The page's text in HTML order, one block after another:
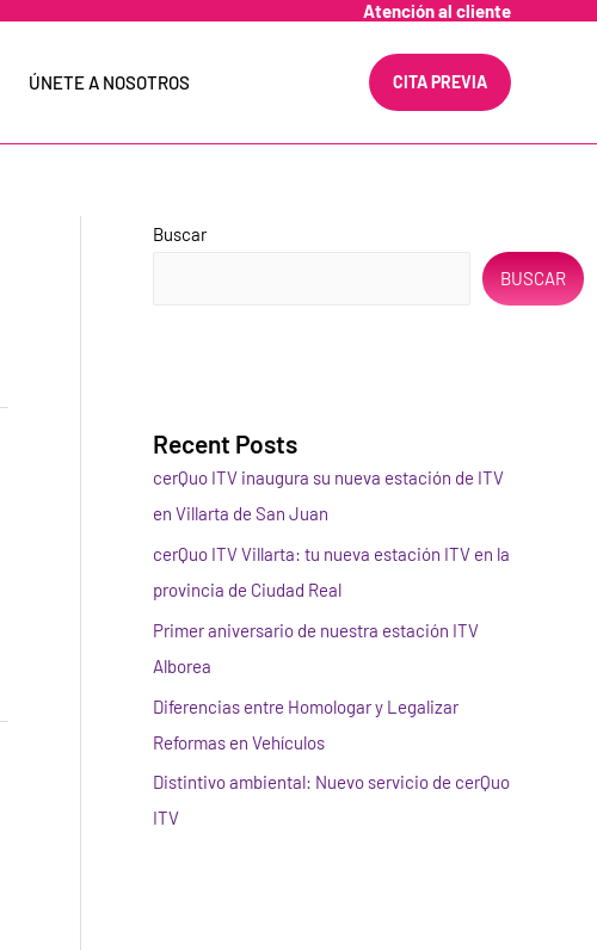
Atención al cliente
ÚNETE A NOSOTROS CITA PREVIA
Buscar
BUSCAR
Recent Posts
cerQuo ITV inaugura su nueva estación de ITV
en Villarta de San Juan
cerQuo ITV Villarta: tu nueva estación ITV en la
provincia de Ciudad Real
Primer aniversario de nuestra estación ITV
Alborea
Diferencias entre Homologar y Legalizar
Reformas en Vehículos
Distintivo ambiental: Nuevo servicio de cerQuo
ITV